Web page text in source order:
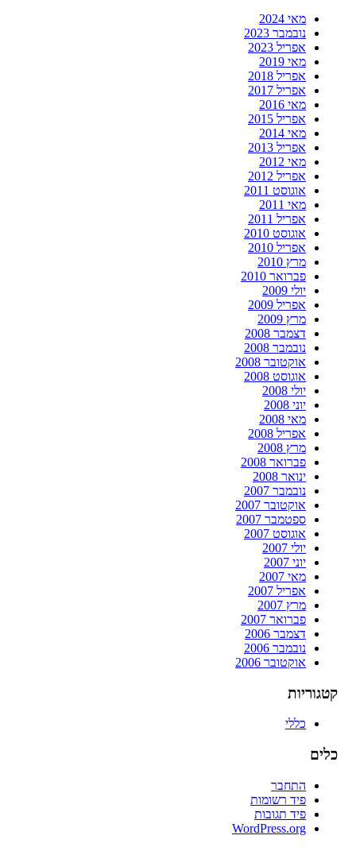
מאי 2024
נובמבר 2023
אפריל 2023
מאי 2019
אפריל 2018
אפריל 2017
מאי 2016
אפריל 2015
מאי 2014
אפריל 2013
מאי 2012
אפריל 2012
אוגוסט 2011
מאי 2011
אפריל 2011
אוגוסט 2010
אפריל 2010
מרץ 2010
פברואר 2010
יולי 2009
אפריל 2009
מרץ 2009
דצמבר 2008
נובמבר 2008
אוקטובר 2008
אוגוסט 2008
יולי 2008
יוני 2008
מאי 2008
אפריל 2008
מרץ 2008
פברואר 2008
ינואר 2008
נובמבר 2007
אוקטובר 2007
ספטמבר 2007
אוגוסט 2007
יולי 2007
יוני 2007
מאי 2007
אפריל 2007
מרץ 2007
פברואר 2007
דצמבר 2006
נובמבר 2006
אוקטובר 2006
קטגוריות
כללי
כלים
התחבר
פיד רשומות
פיד תגובות
WordPress.org